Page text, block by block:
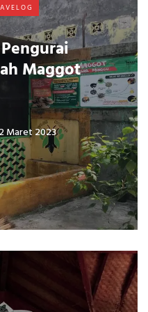
Maggot
Maret 2023